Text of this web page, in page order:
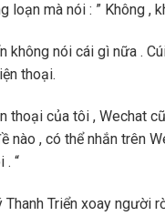
loạn mà nói : ” Không ,
không nói cái gì nữa .
thoại.
thoại của tôi , Wechat
nào , có thể nhắn trên
. “
Thanh Triển xoay người